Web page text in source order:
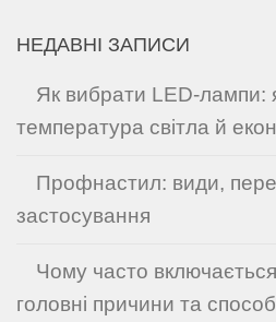
НЕДАВНІ ЗАПИСИ
Як вибрати LED-лампи:
температура світла й
Профнастил: види,
застосування
Чому часто
головні причини та